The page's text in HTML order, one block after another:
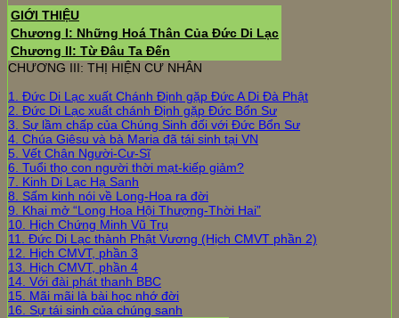
GIỚI THIỆU
Chương I: Những Hoá Thân Của Đức Di Lạc
Chương II: Từ Đâu Ta Đến
CHƯƠNG III: THỊ HIỆN CƯ NHÂN
1. Đức Di Lạc xuất Chánh Định gặp Đức A Di Đà Phật
2. Đức Di Lạc xuất chánh Định gặp Đức Bổn Sư
3. Sự lầm chấp của Chúng Sinh đối với Đức Bổn Sư
4. Chúa Giêsu và bà Maria đã tái sinh tại VN
5. Vết Chân Người-Cư-Sĩ
6. Tuổi thọ con người thời mạt-kiếp giảm?
7. Kinh Di Lạc Hạ Sanh
8. Sấm kinh nói về Long-Hoa ra đời
9. Khai mở “Long Hoa Hội Thượng-Thời Hai”
10. Hịch Chứng Minh Vũ Trụ
11. Đức Di Lạc thành Phật Vương (Hịch CMVT phần 2)
12. Hịch CMVT, phần 3
13. Hịch CMVT, phần 4
14. Với đài phát thanh BBC
15. Mãi mãi là bài học nhớ đời
16. Sự tái sinh của chúng sanh